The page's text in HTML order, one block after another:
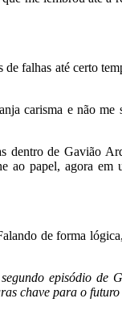
falhas até certo
carisma e não me
dentro de Gavião
ao papel, agora em
de forma
episódio de
chave para o